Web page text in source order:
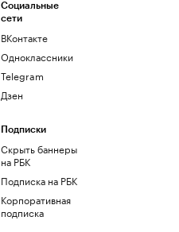
Социальные
сети
ВКонтакте
Одноклассники
Telegram
Дзен
Подписки
Скрыть баннеры
на РБК
Подписка на РБК
Корпоративная
подписка